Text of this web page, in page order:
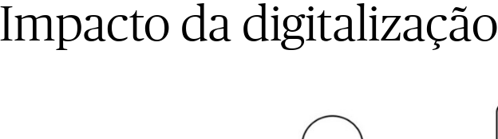
Impacto da digitalização